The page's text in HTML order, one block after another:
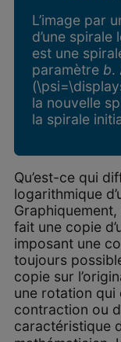
L’image par
d’une
est une
paramètre b.
la nouvelle
la spirale
Qu’est-ce qui
logarithmique
fait une copie
imposant une
toujours
copie sur
une rotation
contraction ou
caractéristique